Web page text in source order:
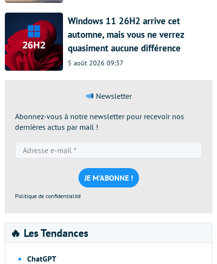
Windows 11 26H2 arrive cet
automne, mais vous ne verrez
quasiment aucune différence
5 août 2026 09:37
Newsletter
Abonnez-vous à notre newsletter pour recevoir nos
dernières actus par mail !
e-
mail
*
Politique de confidentialité
🔥 Les Tendances
ChatGPT